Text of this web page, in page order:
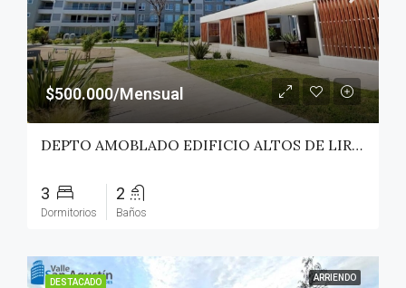
$500.000/Mensual
DEPTO AMOBLADO EDIFICIO ALTOS DE LIRCAY – TALCA
3
Dormitorios
2
Baños
DESTACADO ARRIENDO